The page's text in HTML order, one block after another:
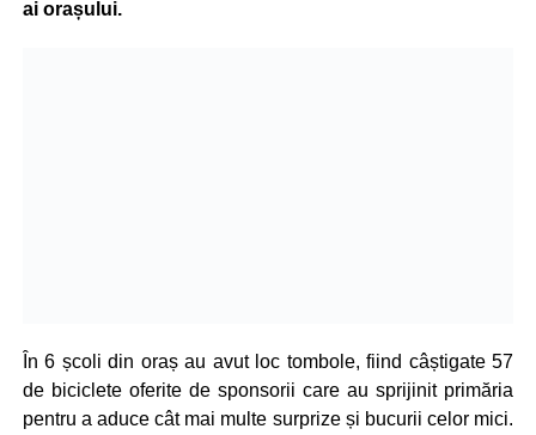
ai orașului.
În 6 școli din oraș au avut loc tombole, fiind câștigate 57
de biciclete oferite de sponsorii care au sprijinit primăria
pentru a aduce cât mai multe surprize și bucurii celor mici.